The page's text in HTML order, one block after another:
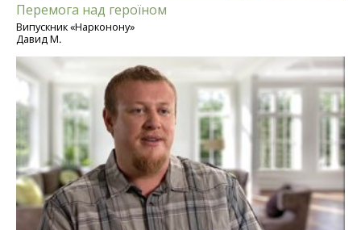
Перемога над героїном
Випускник «Нарконону»
Давид М.